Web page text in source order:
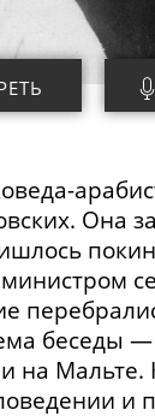
. Она
беседы
на
и